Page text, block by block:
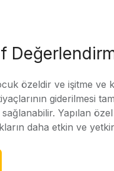
özeldir ve işitme ve
giderilmesi
Yapılan
daha etkin ve